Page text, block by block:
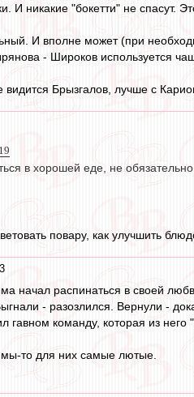
И никакие "бокетти" не спасут.
И вполне может (при
- Широков используется
Брызгалов, лучше с
в хорошей еде, не
повару, как улучшить
начал распинаться в своей
- разозлился. Вернули -
гавном команду, которая из
то для них самые лютые.